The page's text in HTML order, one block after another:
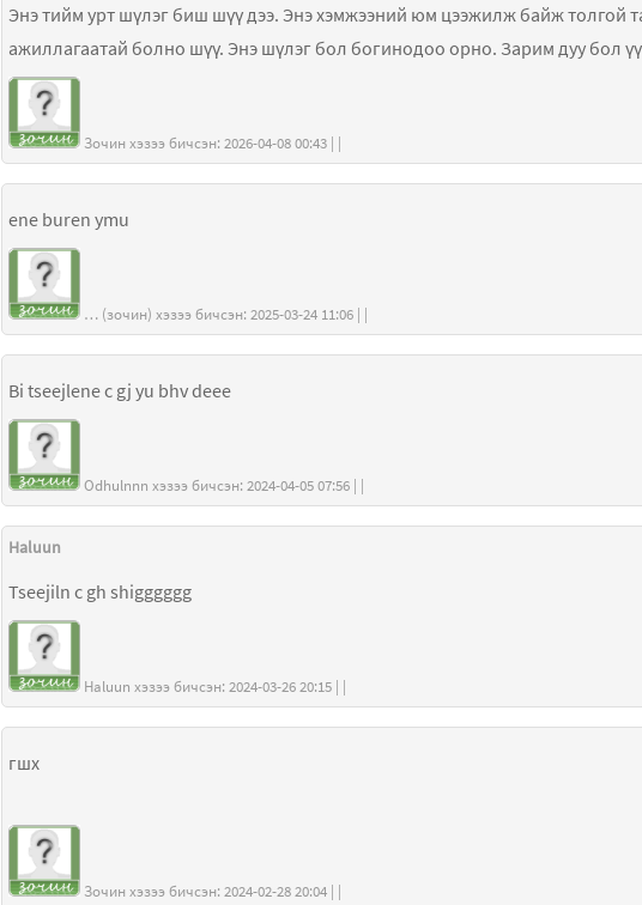
Энэ тийм урт шүлэг биш шүү дээ. Энэ хэмжээний юм цээжилж байж толгой
ажиллагаатай болно шүү. Энэ шүлэг бол богинодоо орно. Зарим дуу бол
Зочин хэзээ бичсэн: 2026-04-08 00:43 | |
ene buren ymu
… (зочин) хэзээ бичсэн: 2025-03-24 11:06 | |
Bi tseejlene c gj yu bhv deee
Odhulnnn хэзээ бичсэн: 2024-04-05 07:56 | |
Haluun
Tseejiln c gh shigggggg
Haluun хэзээ бичсэн: 2024-03-26 20:15 | |
гшх
Зочин хэзээ бичсэн: 2024-02-28 20:04 | |